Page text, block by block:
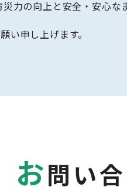
力の向上と安全・安心な
い申し上げます。
お 問い